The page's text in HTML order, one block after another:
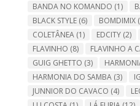
BANDA NO KOMANDO (1)
BLACK STYLE(6) BOMDIMIX
COLETÂNEA(1) EDCITY(2)
FLAVINHO (8) FLAVINHO A
GUIG GHETTO (3)
HARMONIA DO SAMBA(3)
JUNNIOR DO CAVACO (4)